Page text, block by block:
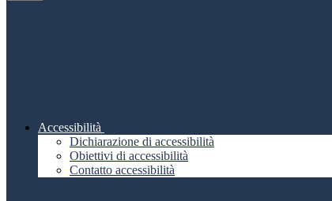
Accessibilità
Dichiarazione di accessibilità
Obiettivi di accessibilità
Contatto accessibilità